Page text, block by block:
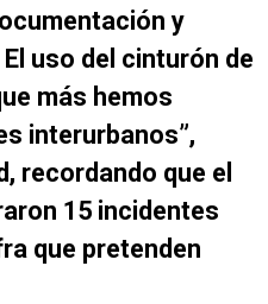
y
uso del cinturón de
más hemos
interurbanos”,
recordando que el
15 incidentes
que pretenden